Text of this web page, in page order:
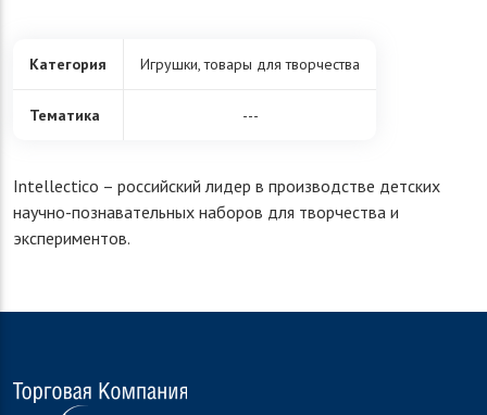
Категория Игрушки, товары для творчества
Тематика ---
Intellectico – российский лидер в производстве детских
научно-познавательных наборов для творчества и
экспериментов.